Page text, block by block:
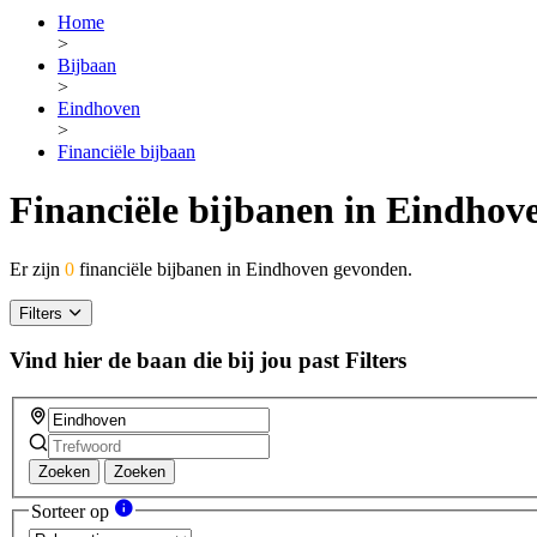
Home
>
Bijbaan
>
Eindhoven
>
Financiële bijbaan
Financiële bijbanen in
Er zijn 0 financiële bijbanen in Eindhoven gevonden.
Filters
Vind hier de baan die bij jou past Filters
Zoeken Zoeken
Sorteer op